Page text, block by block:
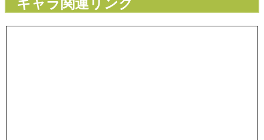
キャラ関連リンク